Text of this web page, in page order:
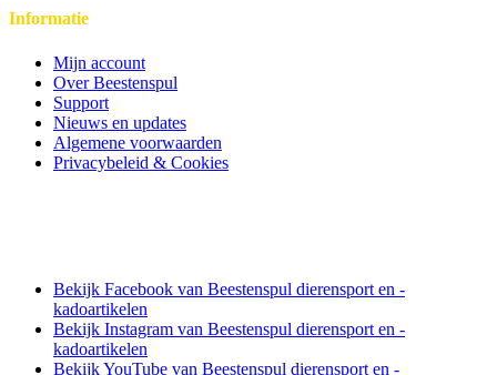
Informatie
Mijn account
Over Beestenspul
Support
Nieuws en updates
Algemene voorwaarden
Privacybeleid & Cookies
Bekijk Facebook van Beestenspul dierensport en -
kadoartikelen
Bekijk Instagram van Beestenspul dierensport en -
kadoartikelen
Bekijk YouTube van Beestenspul dierensport en -